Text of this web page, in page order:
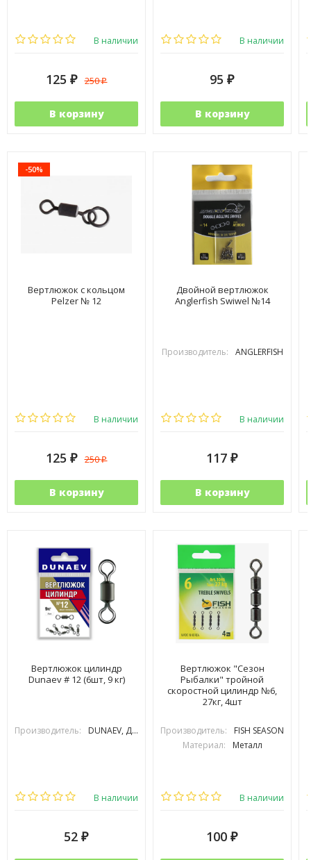
В наличии
125 ₽ 250₽
В корзину
В наличии
95 ₽
В корзину
-50%
Вертлюжок с кольцом
Pelzer № 12
В наличии
125 ₽ 250₽
В корзину
Двойной вертлюжок
Anglerfish Swiwel №14
Производитель: ANGLERFISH
В наличии
117 ₽
В корзину
Вертлюжок цилиндр
Dunaev # 12 (6шт, 9 кг)
Производитель: DUNAEV, ДУНАЕВ
В наличии
52 ₽
Вертлюжок "Сезон
Рыбалки" тройной
скоростной цилиндр №6,
27кг, 4шт
Производитель:
FISH SEASON
Материал:
Металл
В наличии
100 ₽